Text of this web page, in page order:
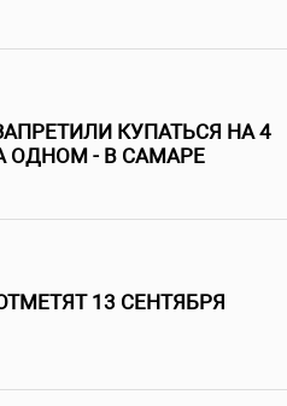
КУПАТЬСЯ НА 4
ОДНОМ - В САМАРЕ
13 СЕНТЯБРЯ